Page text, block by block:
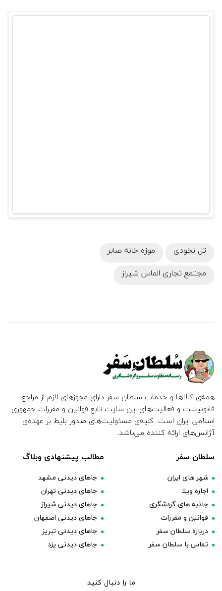
تل نخودی
موزه خانه صابر
مجتمع تجاری الماس شیراز
همه‌ی کالاها و خدمات سلطان سفر دارای مجوزهای لازم از مراجع
قانونیست و فعالیت‌های این سایت تابع قوانین و مقررات جمهوری
اسلامی ایران است. کلیه‌ی مسئولیت‌های صدور بلیط بر عهده‌ی
آژانس‌های ارائه کننده می‌باشد.
سلطان سفر
شهر های ایران
اجاره ویلا
جاذبه های گردشگری
قوانین و مقررات
درباره سلطان سفر
تماس با سلطان سفر
مطالب پیشنهادی وبلاگ
جاهای دیدنی مشهد
جاهای دیدنی تهران
جاهای دیدنی شیراز
جاهای دیدنی اصفهان
جاهای دیدنی تبریز
جاهای دیدنی یزد
ما را دنبال کنید